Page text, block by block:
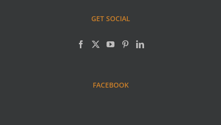
GET SOCIAL
FACEBOOK